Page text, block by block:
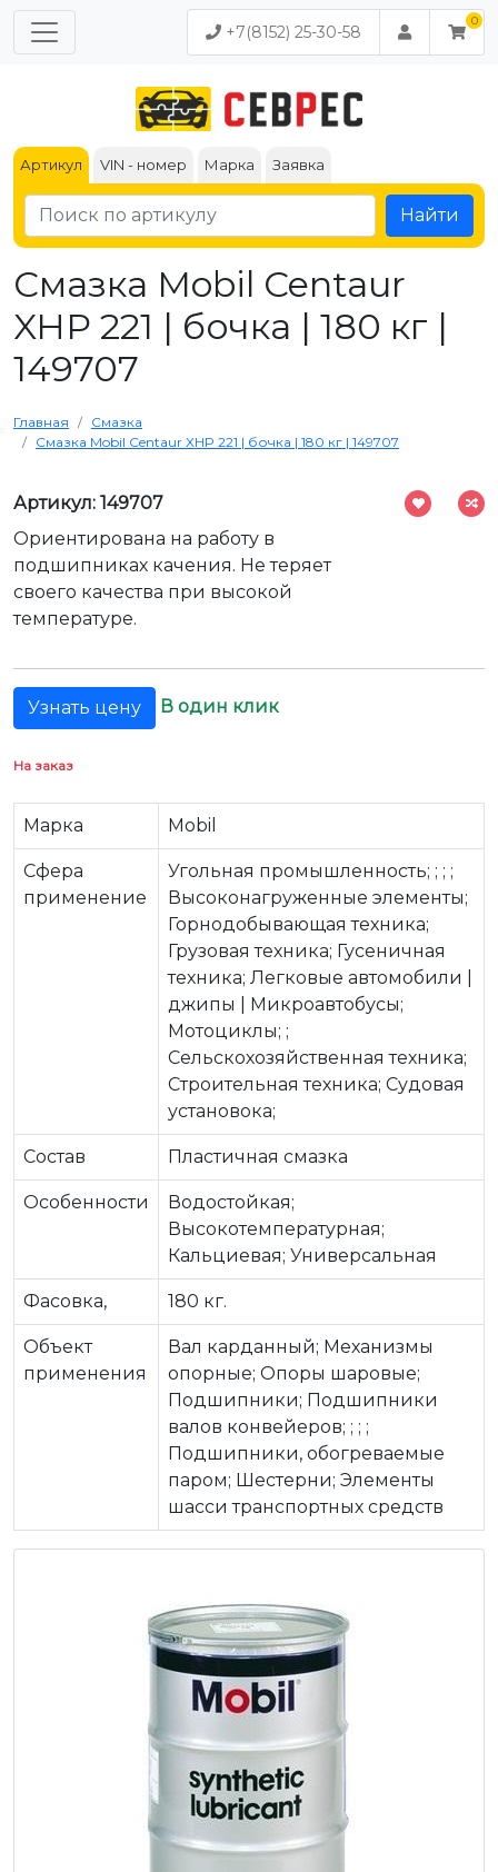
+7(8152) 25-30-58
Артикул VIN - номер Марка Заявка
Найти
Смазка Mobil Centaur
XHP 221 | бочка | 180 кг |
149707
Главная
Смазка
Смазка Mobil Centaur XHP 221 | бочка | 180 кг | 149707
Артикул: 149707
Ориентирована на работу в
подшипниках качения. Не теряет
своего качества при высокой
температуре.
Узнать цену В один клик
На заказ
Марка Mobil
Сфера
применение
Угольная промышленность; ; ; ;
Высоконагруженные элементы;
Горнодобывающая техника;
Грузовая техника; Гусеничная
техника; Легковые автомобили |
джипы | Микроавтобусы;
Мотоциклы; ;
Сельскохозяйственная техника;
Строительная техника; Судовая
установока;
Состав Пластичная смазка
Особенности
Водостойкая;
Высокотемпературная;
Кальциевая; Универсальная
Фасовка, 180 кг.
Объект
применения
Вал карданный; Механизмы
опорные; Опоры шаровые;
Подшипники; Подшипники
валов конвейеров; ; ; ;
Подшипники, обогреваемые
паром; Шестерни; Элементы
шасси транспортных средств